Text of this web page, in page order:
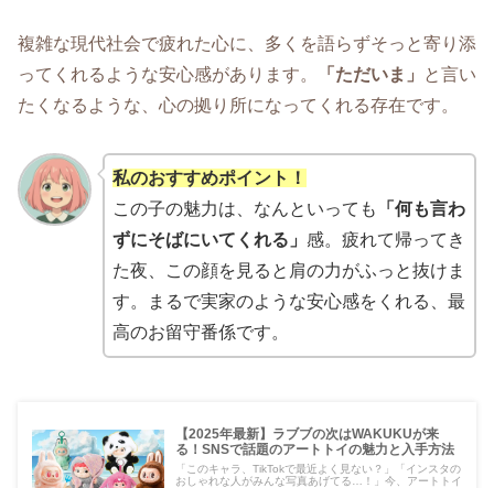
複雑な現代社会で疲れた心に、多くを語らずそっと寄り添
ってくれるような安心感があります。
「ただいま」
と言い
たくなるような、心の拠り所になってくれる存在です。
私のおすすめポイント！
この子の魅力は、なんといっても 「何も言わ
ずにそばにいてくれる」 感。疲れて帰ってき
た夜、この顔を見ると肩の力がふっと抜けま
す。まるで実家のような安心感をくれる、最
高のお留守番係です。
【2025年最新】ラブブの次はWAKUKUが来
る！SNSで話題のアートトイの魅力と入手方法
「このキャラ、TikTokで最近よく見ない？」「インスタの
おしゃれな人がみんな写真あげてる…！」今、アートトイ